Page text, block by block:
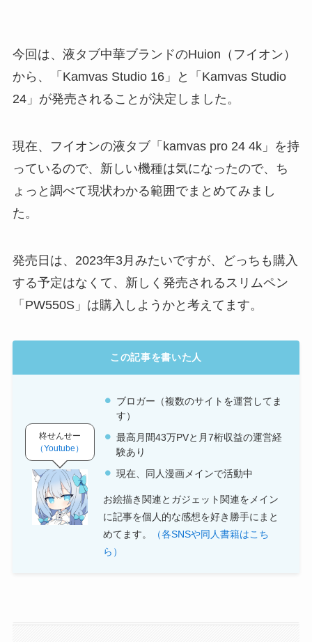
今回は、液タブ中華ブランドのHuion（フイオン）
から、「Kamvas Studio 16」と「Kamvas Studio
24」が発売されることが決定しました。
現在、フイオンの液タブ「kamvas pro 24 4k」を持
っているので、新しい機種は気になったので、ち
ょっと調べて現状わかる範囲でまとめてみまし
た。
発売日は、2023年3月みたいですが、どっちも購入
する予定はなくて、新しく発売されるスリムペン
「PW550S」は購入しようかと考えてます。
この記事を書いた人
ブロガー（複数のサイトを運営してま
す）
最高月間43万PVと月7桁収益の運営経
験あり
現在、同人漫画メインで活動中
お絵描き関連とガジェット関連をメイン
に記事を個人的な感想を好き勝手にまと
めてます。
（各SNSや同人書籍はこち
ら）
柊せんせー
（Youtube）